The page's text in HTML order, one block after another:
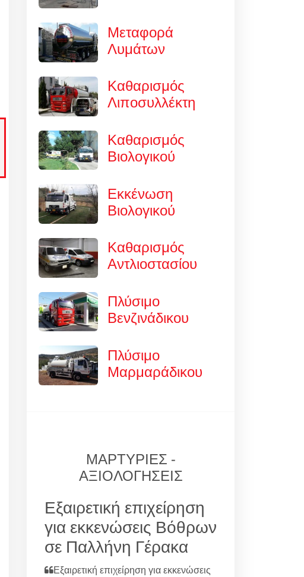
Μεταφορά
Λυμάτων
Καθαρισμός
Λιποσυλλέκτη
Καθαρισμός
Βιολογικού
Εκκένωση
Βιολογικού
Καθαρισμός
Αντλιοστασίου
Πλύσιμο
Βενζινάδικου
Πλύσιμο
Μαρμαράδικου
ΜΑΡΤΥΡΙΕΣ -
ΑΞΙΟΛΟΓΗΣΕΙΣ
Εξαιρετική επιχείρηση
για εκκενώσεις Βόθρων
σε Παλλήνη Γέρακα
Εξαιρετική επιχείρηση για εκκενώσεις